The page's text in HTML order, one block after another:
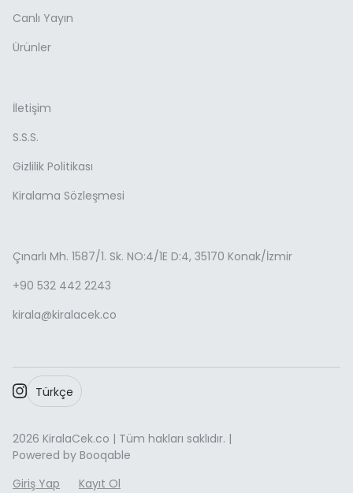
Canlı Yayın
Ürünler
İletişim
S.S.S.
Gizlilik Politikası
Kiralama Sözleşmesi
Çınarlı Mh. 1587/1. Sk. NO:4/1E D:4, 35170 Konak/İzmir
+90 532 442 2243
kirala@kiralacek.co
2026 KiralaCek.co | Tüm hakları saklıdır. |
Powered by Booqable
Giriş Yap
Kayıt Ol
Türkçe